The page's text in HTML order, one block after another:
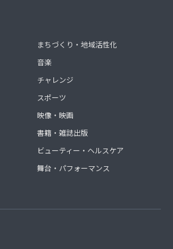
まちづくり・地域活性化
音楽
チャレンジ
スポーツ
映像・映画
書籍・雑誌出版
ビューティー・ヘルスケア
舞台・パフォーマンス